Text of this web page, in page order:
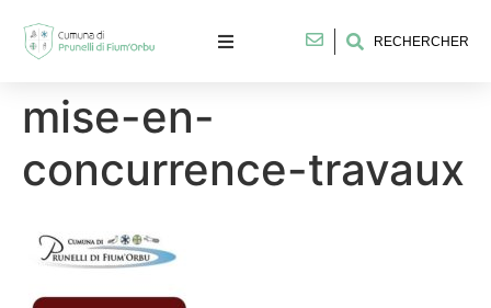
RECHERCHER
mise-en-
concurrence-travaux